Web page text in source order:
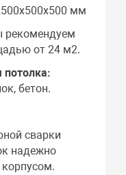
мм
рекомендуем
от 24 м2.
бетон.
сварки
надежно